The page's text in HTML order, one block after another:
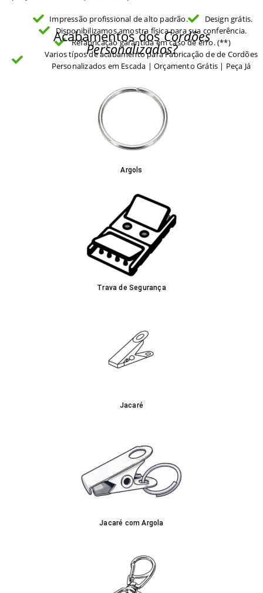
Impressão profissional de alto padrão.
Design grátis.
Disponibilizamos amostra física para sua conferência.
Refabricação garantida em caso de erro. (**)
Varios típos de acabamento para Fabricação de de Cordões
Personalizados em Escada | Orçamento Grátis | Peça Já
Acabamentos dosCordões
Personalizados?
Argols
Trava de Segurança
Jacaré
Jacaré com Argola